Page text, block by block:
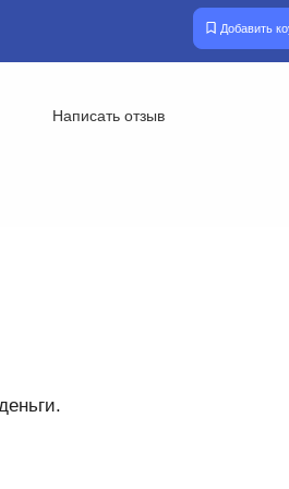
Добавить
Написать отзыв